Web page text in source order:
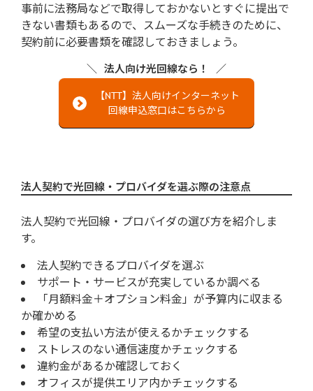
事前に法務局などで取得しておかないとすぐに提出で
きない書類もあるので、スムーズな手続きのために、
契約前に必要書類を確認しておきましょう。
法人向け光回線なら！
【NTT】法人向けインターネット
回線申込窓口はこちらから
法人契約で光回線・プロバイダを選ぶ際の注意点
法人契約で光回線・プロバイダの選び方を紹介しま
す。
法人契約できるプロバイダを選ぶ
サポート・サービスが充実しているか調べる
「月額料金＋オプション料金」が予算内に収まる
か確かめる
希望の支払い方法が使えるかチェックする
ストレスのない通信速度かチェックする
違約金があるか確認しておく
オフィスが提供エリア内かチェックする